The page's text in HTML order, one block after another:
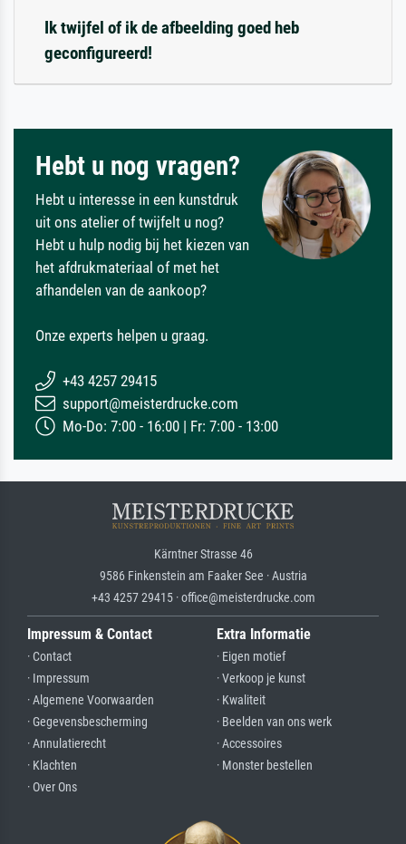
Ik twijfel of ik de afbeelding goed heb
geconfigureerd!
Hebt u nog vragen?
Hebt u interesse in een kunstdruk
uit ons atelier of twijfelt u nog?
Hebt u hulp nodig bij het kiezen van
het afdrukmateriaal of met het
afhandelen van de aankoop?
Onze experts helpen u graag.
+43 4257 29415
support@meisterdrucke.com
Mo-Do: 7:00 - 16:00 | Fr: 7:00 - 13:00
Kärntner Strasse 46
9586 Finkenstein am Faaker See · Austria
+43 4257 29415 · office@meisterdrucke.com
Impressum & Contact
· Contact
· Impressum
· Algemene Voorwaarden
· Gegevensbescherming
· Annulatierecht
· Klachten
· Over Ons
Extra Informatie
· Eigen motief
· Verkoop je kunst
· Kwaliteit
· Beelden van ons werk
· Accessoires
· Monster bestellen